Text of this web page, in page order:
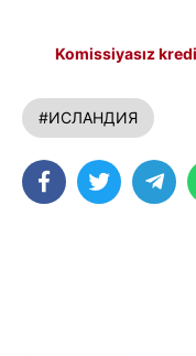
Komissiyasız
#ИСЛАНДИЯ